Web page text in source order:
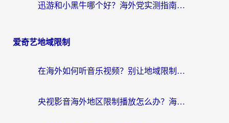
迅游和小黑牛哪个好？海外党实测指南，选对中国地址加速器才能无缝刷国内资源
爱奇艺地域限制
在海外如何听音乐视频？别让地域限制挡住你的华语旋律
央视影音海外地区限制播放怎么办？海外华人必看的追剧自由指南